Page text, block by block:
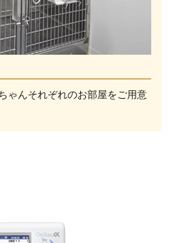
ゃんそれぞれのお部屋をご用意